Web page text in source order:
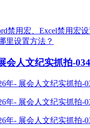
会人文纪实抓拍-